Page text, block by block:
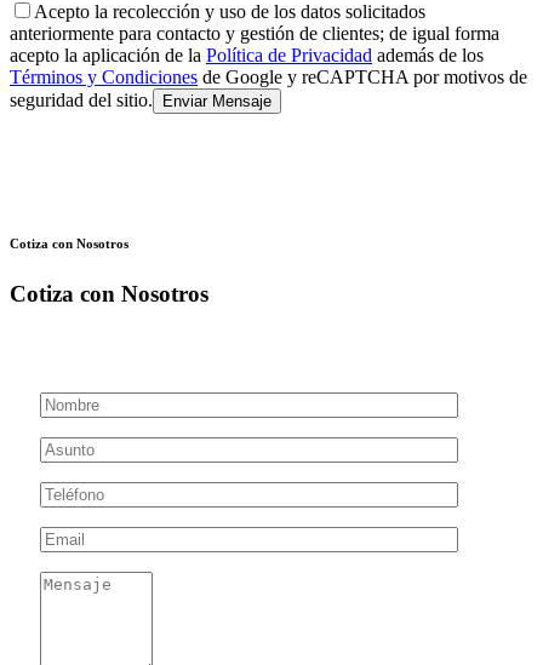
Acepto la recolección y uso de los datos solicitados
anteriormente para contacto y gestión de clientes; de igual forma
acepto la aplicación de la Política de Privacidad además de los
Términos y Condiciones de Google y reCAPTCHA por motivos de
seguridad del sitio.
Cotiza con Nosotros
Cotiza con Nosotros